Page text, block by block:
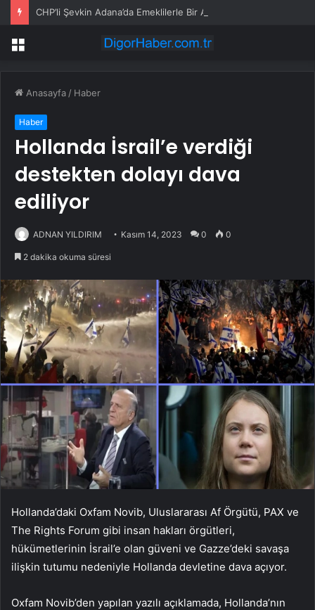
Menü
Anasayfa / Haber
Haber
Hollanda İsrail’e verdiği
destekten dolayı dava
ediliyor
ADNAN YILDIRIM Kasım 14, 2023 0 0
2 dakika okuma süresi
Hollanda’daki Oxfam Novib, Uluslararası Af Örgütü, PAX ve
The Rights Forum gibi insan hakları örgütleri,
hükümetlerinin İsrail’e olan güveni ve Gazze’deki savaşa
ilişkin tutumu nedeniyle Hollanda devletine dava açıyor.
Oxfam Novib’den yapılan yazılı açıklamada, Hollanda’nın